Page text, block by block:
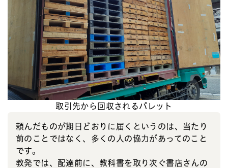
取引先から回収されるパレット
頼んだものが期日どおりに届くというのは、当たり
前のことではなく、多くの人の協力があってのこと
です。
教発では、配達前に、教科書を取り次ぐ書店さんの